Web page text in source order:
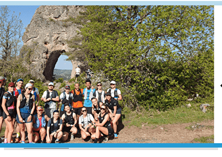
Exporter les lignes sélectionnées
Exporter toutes les colonnes
Exporter uniquement les colonnes affichées
Menu
<
>
L'équipe
Nos partenaires
Actualités
Calendrier
Photos
Newsletters